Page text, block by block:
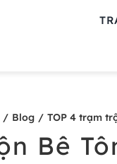
Blog TOP 4 trạm
Bê